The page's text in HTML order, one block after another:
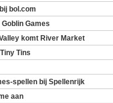
bol.com
Games
komt River Market
Tins
spellen bij Spellenrijk
aan